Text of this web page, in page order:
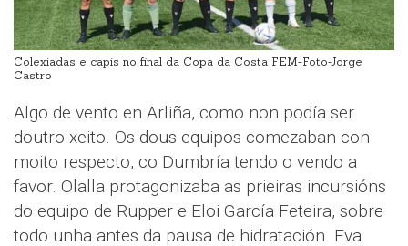
Colexiadas e capis no final da Copa da Costa FEM-Foto-Jorge
Castro
Algo de vento en Arliña, como non podía ser
doutro xeito. Os dous equipos comezaban con
moito respecto, co Dumbría tendo o vendo a
favor. Olalla protagonizaba as prieiras incursións
do equipo de Rupper e Eloi García Feteira, sobre
todo unha antes da pausa de hidratación. Eva